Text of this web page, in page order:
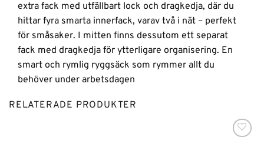
extra fack med utfällbart lock och dragkedja, där du
hittar fyra smarta innerfack, varav två i nät – perfekt
för småsaker. I mitten finns dessutom ett separat
fack med dragkedja för ytterligare organisering. En
smart och rymlig ryggsäck som rymmer allt du
behöver under arbetsdagen
RELATERADE PRODUKTER